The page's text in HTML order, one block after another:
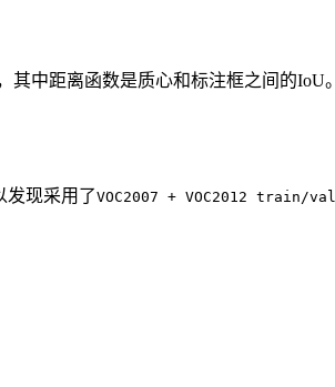
中距离函数是质心和标注框之间的IoU。
发现采用了VOC2007 + VOC2012 train/val